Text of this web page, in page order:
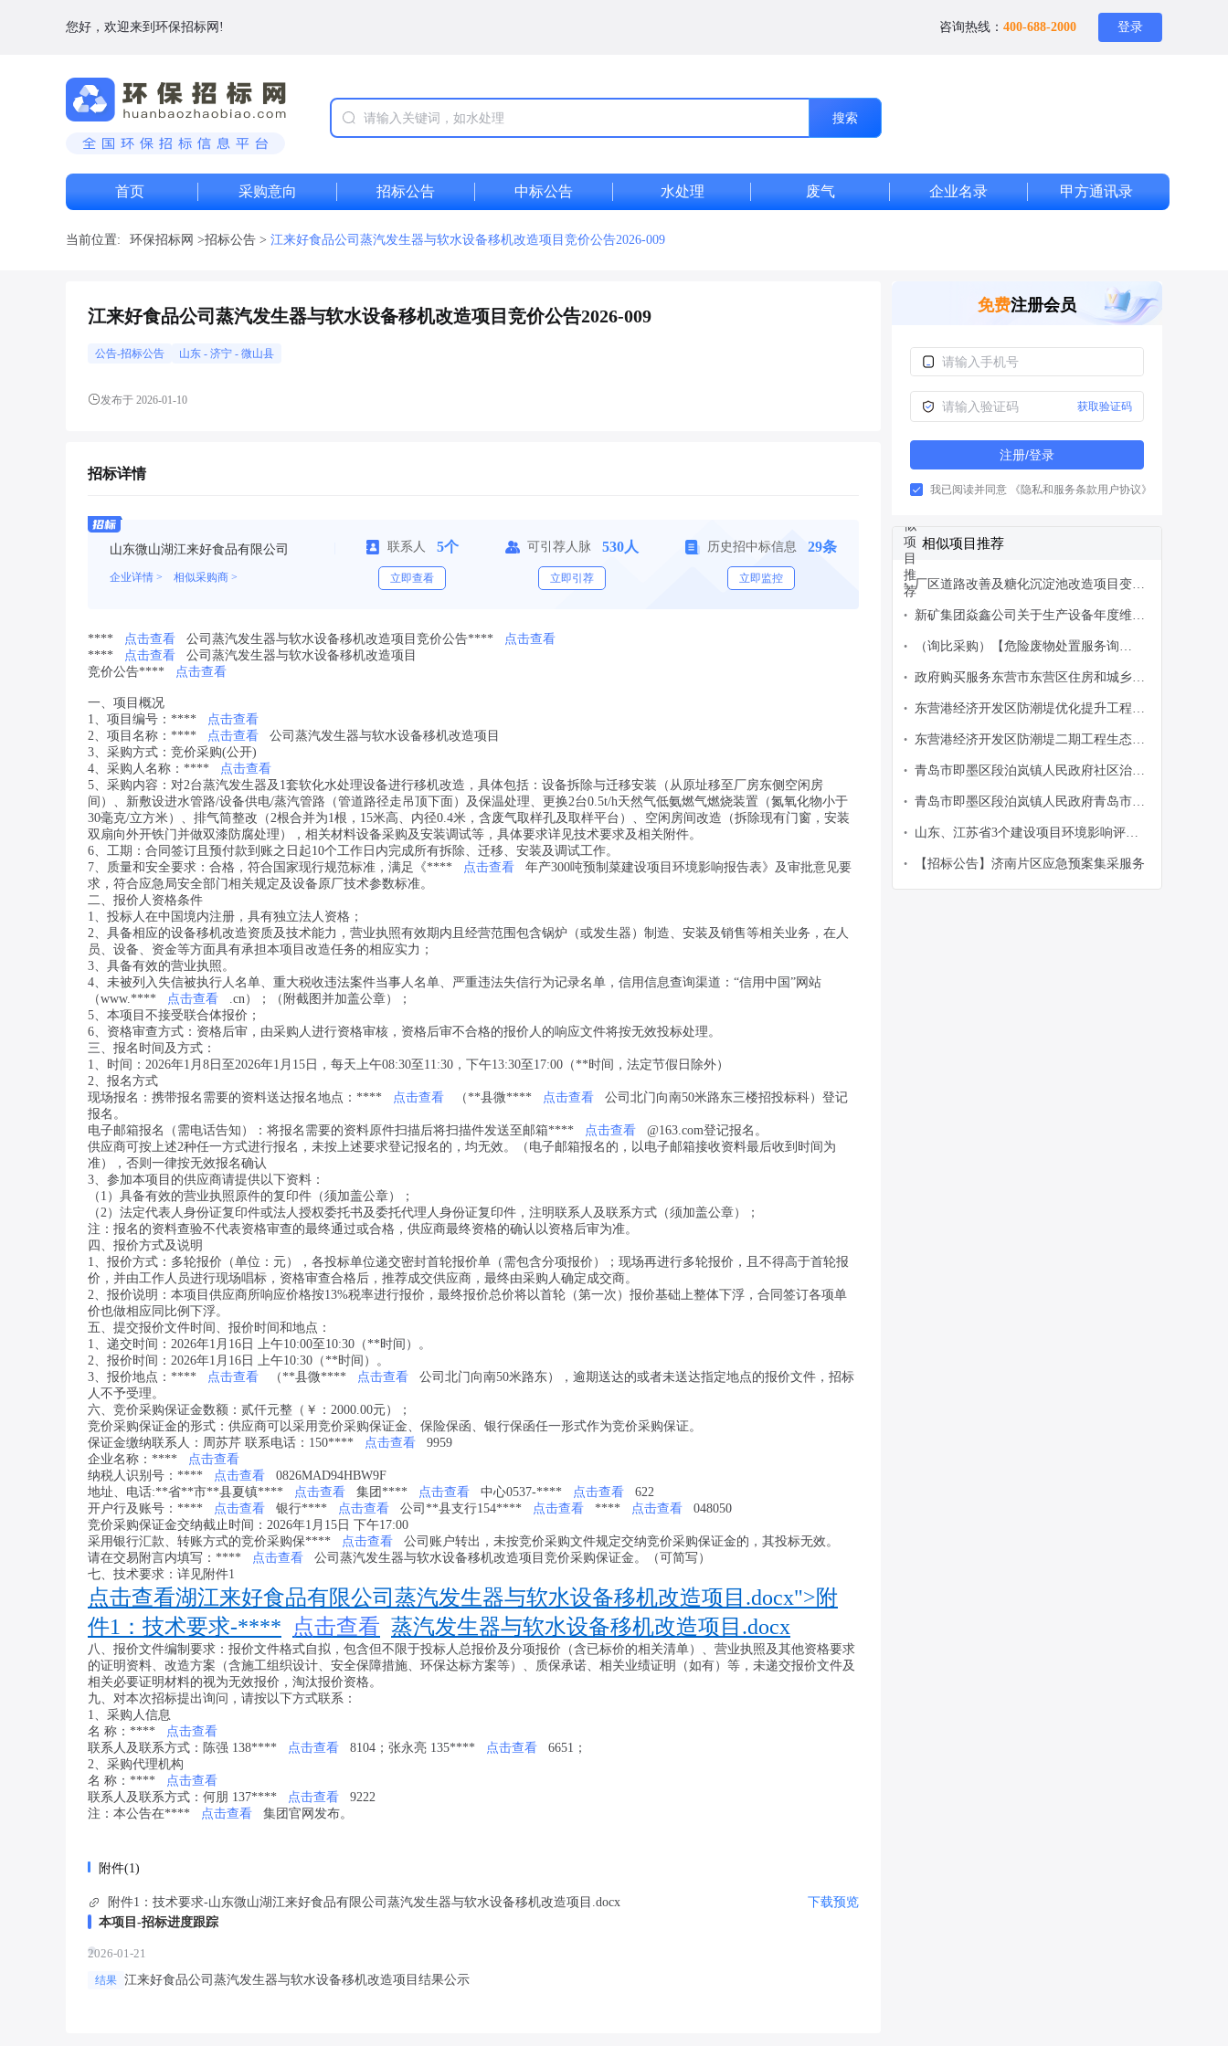
您好，欢迎来到环保招标网! 咨询热线： 400-688-2000 登录
搜索
首页 采购意向 招标公告 中标公告 水处理 废气 企业名录 甲方通讯录
当前位置: 环保招标网 >招标公告 > 江来好食品公司蒸汽发生器与软水设备移机改造项目竞价公告2026-009
江来好食品公司蒸汽发生器与软水设备移机改造项目竞价公告2026-009
公告-招标公告 山东 - 济宁 - 微山县
发布于 2026-01-10
招标详情
山东微山湖江来好食品有限公司
企业详情 > 相似采购商 >
联系人 5个
立即查看
可引荐人脉 530人
立即引荐
历史招中标信息 29条
立即监控
**** 点击查看 公司蒸汽发生器与软水设备移机改造项目竞价公告****
点击查看
****
点击查看
公司蒸汽发生器与软水设备移机改造项目
竞价公告****
点击查看
一、项目概况
1、项目编号：****
点击查看
2、项目名称：****
点击查看
公司蒸汽发生器与软水设备移机改造项目
3、采购方式： 竞价采购(公开)
4、采购人名称：****
点击查看
5、采购内容：对2台蒸汽发生器及1套软化水处理设备进行移机改造，具体包括：设备拆除与迁移安装（从原址移至厂房东侧空闲房
间）、新敷设进水管路/设备供电/蒸汽管路（管道路径走吊顶下面）及保温处理、更换2台0.5t/h天然气低氨燃气燃烧装置（氮氧化物小于
30毫克/立方米）、排气筒整改（2根合并为1根，15米高、内径0.4米，含废气取样孔及取样平台）、空闲房间改造（拆除现有门窗，安装
双扇向外开铁门并做双漆防腐处理），相关材料设备采购及安装调试等，具体要求详见技术要求及相关附件。
6、工期：合同签订且预付款到账之日起10个工作日内完成所有拆除、迁移、安装及调试工作。
7、质量和安全要求：合格，符合国家现行规范标准，满足《****
点击查看
年产300吨预制菜建设项目环境影响报告表》及审批意见要
求，符合应急局安全部门相关规定及设备原厂技术参数标准。
二、报价人资格条件
1、投标人在中国境内注册，具有独立法人资格；
2、具备相应的设备移机改造资质及技术能力，营业执照有效期内且经营范围包含锅炉（或发生器）制造、安装及销售等相关业务，在人
员、设备、资金等方面具有承担本项目改造任务的相应实力；
3、具备有效的营业执照。
4、未被列入失信被执行人名单、重大税收违法案件当事人名单、严重违法失信行为记录名单，信用信息查询渠道：“信用中国”网站
（www.****
点击查看
.cn）；（附截图并加盖公章）；
5、本项目不接受联合体报价；
6、资格审查方式：资格后审，由采购人进行资格审核，资格后审不合格的报价人的响应文件将按无效投标处理。
三、报名时间及方式：
1、时间：2026年1月8日至2026年1月15日，每天上午08:30至11:30，下午13:30至17:00（**时间，法定节假日除外）
2、报名方式
现场报名：携带报名需要的资料送达报名地点：****
点击查看 （**县微**** 点击查看
公司北门向南50米路东三楼招投标科）登记
报名。
电子邮箱报名（需电话告知）： 将报名需要的资料原件扫描后将扫描件发送至邮箱**** 点击查看 @163.com登记报名 。
供应商可按上述2种任一方式进行报名，未按上述要求登记报名的，均无效。（电子邮箱报名的，以电子邮箱接收资料最后收到时间为
准），否则一律按无效报名确认
3、参加本项目的供应商请提供以下资料：
（1）具备有效的营业执照原件的复印件（须加盖公章）；
（2）法定代表人身份证复印件或法人授权委托书及委托代理人身份证复印件，注明联系人及联系方式（须加盖公章）；
注：报名的资料查验不代表资格审查的最终通过或合格，供应商最终资格的确认以资格后审为准。
四、报价方式及说明
1、报价方式：多轮报价（单位：元），各投标单位递交密封首轮报价单（需包含分项报价）；现场再进行多轮报价，且不得高于首轮报
价，并由工作人员进行现场唱标，资格审查合格后，推荐成交供应商，最终由采购人确定成交商。
2、报价说明：本项目供应商所响应价格按13%税率进行报价，最终报价总价将以首轮（第一次）报价基础上整体下浮，合同签订各项单
价也做相应同比例下浮。
五、提交报价文件时间、报价时间和地点：
1、递交时间：2026年1月16日 上午10:00至10:30（**时间）。
2、报价时间：2026年1月16日 上午10:30（**时间）。
3、报价地点：****
点击查看 （**县微**** 点击查看
公司北门向南50米路东），逾期送达的或者未送达指定地点的报价文件，招标
人不予受理。
六、竞价采购保证金数额：贰仟元整（￥：2000.00元）；
竞价采购保证金的形式：供应商可以采用竞价采购保证金、保险保函、银行保函任一形式作为竞价采购保证。
保证金缴纳联系人：周苏芹 联系电话：150****
点击查看
9959
企业名称：****
点击查看
纳税人识别号：****
点击查看
0826MAD94HBW9F
地址、电话:**省**市**县夏镇****
点击查看 集团**** 点击查看 中心0537-**** 点击查看
622
开户行及账号：****
点击查看 银行**** 点击查看 公司**县支行154**** 点击查看 **** 点击查看
048050
竞价采购保证金交纳截止时间：2026年1月15日 下午17:00
采用银行汇款、转账方式的竞价采购保****
点击查看
公司账户转出，未按竞价采购文件规定交纳竞价采购保证金的，其投标无效。
请在交易附言内填写：****
点击查看
公司蒸汽发生器与软水设备移机改造项目竞价采购保证金。（可简写）
七、技术要求：详见附件1
点击查看湖江来好食品有限公司蒸汽发生器与软水设备移机改造项目.docx">附
件1：技术要求-****
点击查看 蒸汽发生器与软水设备移机改造项目.docx
八、报价文件编制要求：报价文件格式自拟，包含但不限于投标人总报价及分项报价（含已标价的相关清单）、营业执照及其他资格要求
的证明资料、改造方案（含施工组织设计、安全保障措施、环保达标方案等）、质保承诺、相关业绩证明（如有）等，未递交报价文件及
相关必要证明材料的视为无效报价，淘汰报价资格。
九、对本次招标提出询问，请按以下方式联系：
1、采购人信息
名 称：****
点击查看
联系人及联系方式：陈强 138****
点击查看 8104；张永亮 135**** 点击查看
6651；
2、采购代理机构
名 称：****
点击查看
联系人及联系方式：何朋 137****
点击查看
9222
注：本公告在****
点击查看 集团官网发布。
附件(1)
附件1：技术要求-山东微山湖江来好食品有限公司蒸汽发生器与软水设备移机改造项目.docx 下载预览
本项目-招标进度跟踪
2026-01-21
结果 江来好食品公司蒸汽发生器与软水设备移机改造项目结果公示
免费注册会员
获取验证码
注册/登录
我已阅读并同意 《隐私和服务条款用户协议》
相似项目推荐
• 厂区道路改善及糖化沉淀池改造项目变更
•
新矿集团焱鑫公司关于生产设备年度维修
•
（询比采购）【危险废物处置服务询
（第4号）
• 政府购买服务东营市东营区住房和城乡建
控平台运行维护公告
•
东营港经济开发区防潮堤优化提升工程生
•
东营港经济开发区防潮堤二期工程生态保
• 青岛市即墨区段泊岚镇人民政府社区治理
• 青岛市即墨区段泊岚镇人民政府青岛市即
项目公开招标公告
•
山东、江苏省3个建设项目环境影响评价
JJDEAD-FW003）
• 【招标公告】济南片区应急预案集采服务